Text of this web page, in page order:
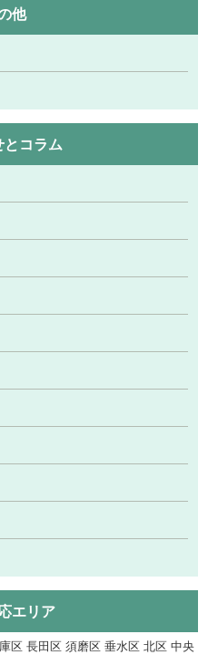
他
とコラム
エリア
区 長田区 須磨区 垂水区 北区 中央